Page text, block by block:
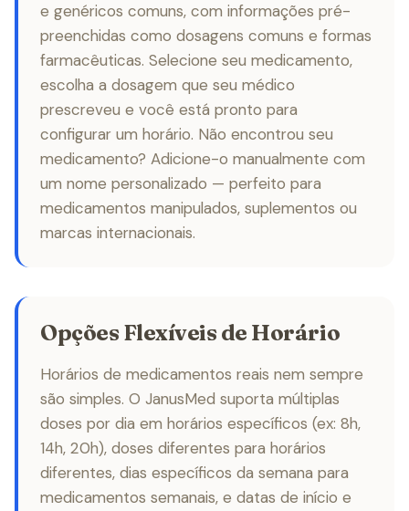
e genéricos comuns, com informações pré-
preenchidas como dosagens comuns e formas
farmacêuticas. Selecione seu medicamento,
escolha a dosagem que seu médico
prescreveu e você está pronto para
configurar um horário. Não encontrou seu
medicamento? Adicione-o manualmente com
um nome personalizado — perfeito para
medicamentos manipulados, suplementos ou
marcas internacionais.
Opções Flexíveis de Horário
Horários de medicamentos reais nem sempre
são simples. O JanusMed suporta múltiplas
doses por dia em horários específicos (ex: 8h,
14h, 20h), doses diferentes para horários
diferentes, dias específicos da semana para
medicamentos semanais, e datas de início e